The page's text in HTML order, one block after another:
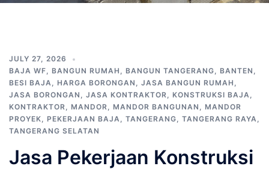
JULY 27, 2026
BAJA WF, BANGUN RUMAH , BANGUN TANGERANG, BANTEN ,
BESI BAJA, HARGA BORONGAN , JASA BANGUN RUMAH ,
JASA BORONGAN , JASA KONTRAKTOR, KONSTRUKSI BAJA,
KONTRAKTOR, MANDOR, MANDOR BANGUNAN , MANDOR
PROYEK, PEKERJAAN BAJA, TANGERANG, TANGERANG RAYA,
TANGERANG SELATAN
Jasa Pekerjaan Konstruksi